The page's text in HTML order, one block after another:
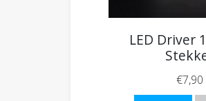
LED Driver
€7,90